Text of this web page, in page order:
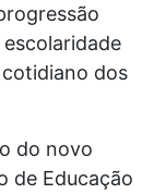
dos
do novo
de Educação